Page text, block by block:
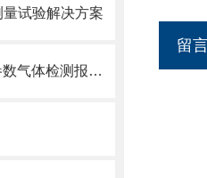
试验解决方案
CJT4/1000袖珍式多参数气体检测报警仪（二合一）
留